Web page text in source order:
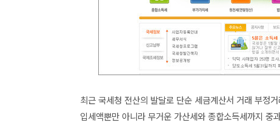
최근 국세청 전산의 발달로 단순 세금계산서 거래 부정
입세액뿐만 아니라 무거운 가산세와 종합소득세까지 중